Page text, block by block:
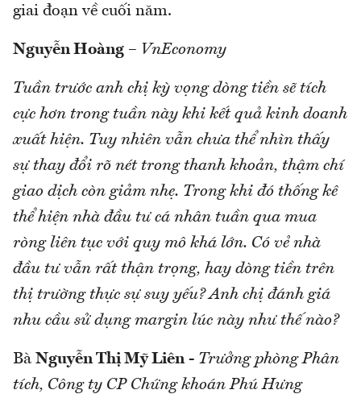
giai đoạn về cuối năm.
Nguyễn Hoàng – VnEconomy
Tuần trước anh chị kỳ vọng dòng tiền sẽ tích
cực hơn trong tuần này khi kết quả kinh doanh
xuất hiện. Tuy nhiên vẫn chưa thể nhìn thấy
sự thay đổi rõ nét trong thanh khoản, thậm chí
giao dịch còn giảm nhẹ. Trong khi đó thống kê
thể hiện nhà đầu tư cá nhân tuần qua mua
ròng liên tục với quy mô khá lớn. Có vẻ nhà
đầu tư vẫn rất thận trọng, hay dòng tiền trên
thị trường thực sự suy yếu? Anh chị đánh giá
nhu cầu sử dụng margin lúc này như thế nào?
Bà Nguyễn Thị Mỹ Liên- Trưởng phòng Phân
tích, Công ty CP Chứng khoán Phú Hưng